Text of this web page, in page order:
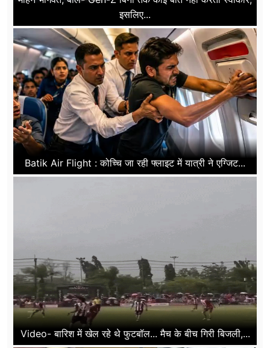
इसलिए...
Batik Air Flight : कोच्चि जा रही फ्लाइट में यात्री ने एग्जिट...
Video- बारिश में खेल रहे थे फुटबॉल... मैच के बीच गिरी बिजली,...